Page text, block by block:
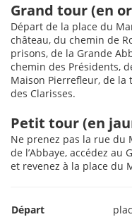
Grand tour (en
Départ de la place du
château, du chemin de
prisons, de la Grande
chemin des Présidents,
Maison Pierrefleur, de la
des Clarisses.
Petit tour (en
Ne prenez pas la rue
de l’Abbaye, accédez au
et revenez à la place du
Départ